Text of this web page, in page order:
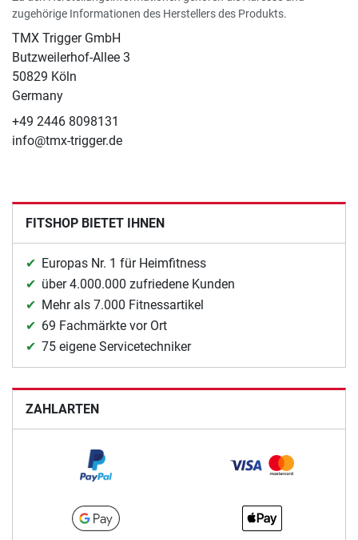
zugehörige Informationen des Herstellers des Produkts.
TMX Trigger GmbH
Butzweilerhof-Allee 3
50829 Köln
Germany
+49 2446 8098131
info@tmx-trigger.de
FITSHOP BIETET IHNEN
Europas Nr. 1 für Heimfitness
über 4.000.000 zufriedene Kunden
Mehr als 7.000 Fitnessartikel
69 Fachmärkte vor Ort
75 eigene Servicetechniker
ZAHLARTEN